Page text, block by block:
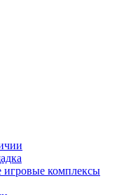
игровые комплексы